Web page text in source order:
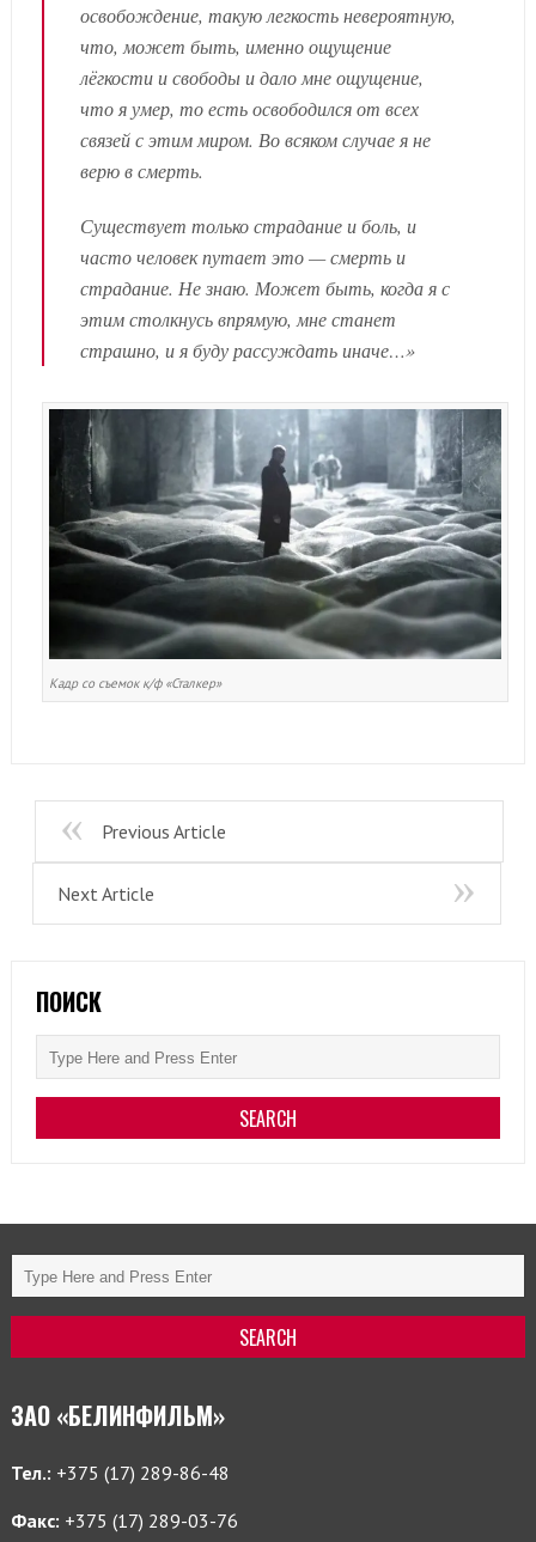
освобождение, такую легкость невероятную,
что, может быть, именно ощущение
лёгкости и свободы и дало мне ощущение,
что я умер, то есть освободился от всех
связей с этим миром. Во всяком случае я не
верю в смерть.
Существует только страдание и боль, и
часто человек путает это — смерть и
страдание. Не знаю. Может быть, когда я с
этим столкнусь впрямую, мне станет
страшно, и я буду рассуждать иначе…»
Кадр со съемок к/ф «Сталкер»
Previous Article
Next Article
ПОИСК
ЗАО «БЕЛИНФИЛЬМ»
Тел.: +375 (17) 289-86-48
Факс: +375 (17) 289-03-76